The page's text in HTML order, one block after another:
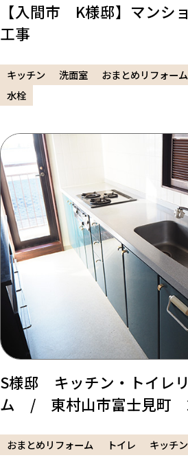
【入間市 K様邸】マンシ
工事
キッチン 洗面室 おまとめリフォーム
水栓
S様邸 キッチン・トイレ
ム / 東村山市富士見町
おまとめリフォーム トイレ キッチン